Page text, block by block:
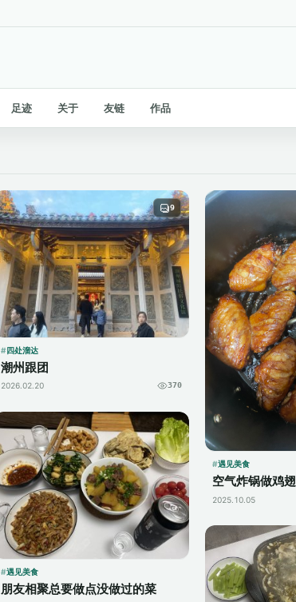
足迹 关于 友链 作品
9
四处溜达
潮州跟团
2026.02.20 370
遇见美食
空气炸锅做鸡翅
2025.10.05
遇见美食
朋友相聚总要做点没做过的菜